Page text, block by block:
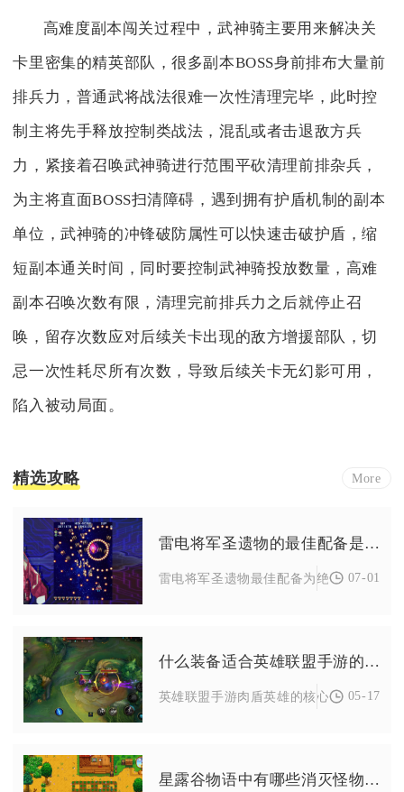
高难度副本闯关过程中，武神骑主要用来解决关
卡里密集的精英部队，很多副本BOSS身前排布大量前
排兵力，普通武将战法很难一次性清理完毕，此时控
制主将先手释放控制类战法，混乱或者击退敌方兵
力，紧接着召唤武神骑进行范围平砍清理前排杂兵，
为主将直面BOSS扫清障碍，遇到拥有护盾机制的副本
单位，武神骑的冲锋破防属性可以快速击破护盾，缩
短副本通关时间，同时要控制武神骑投放数量，高难
副本召唤次数有限，清理完前排兵力之后就停止召
唤，留存次数应对后续关卡出现的敌方增援部队，切
忌一次性耗尽所有次数，导致后续关卡无幻影可用，
陷入被动局面。
精选攻略 More
雷电将军圣遗物的最佳配备是什么
雷电将军圣遗物最佳配备为绝缘之旗印四
07-01
什么装备适合英雄联盟手游的肉盾英雄
英雄联盟手游肉盾英雄的核心装备以日炎
05-17
星露谷物语中有哪些消灭怪物的目标